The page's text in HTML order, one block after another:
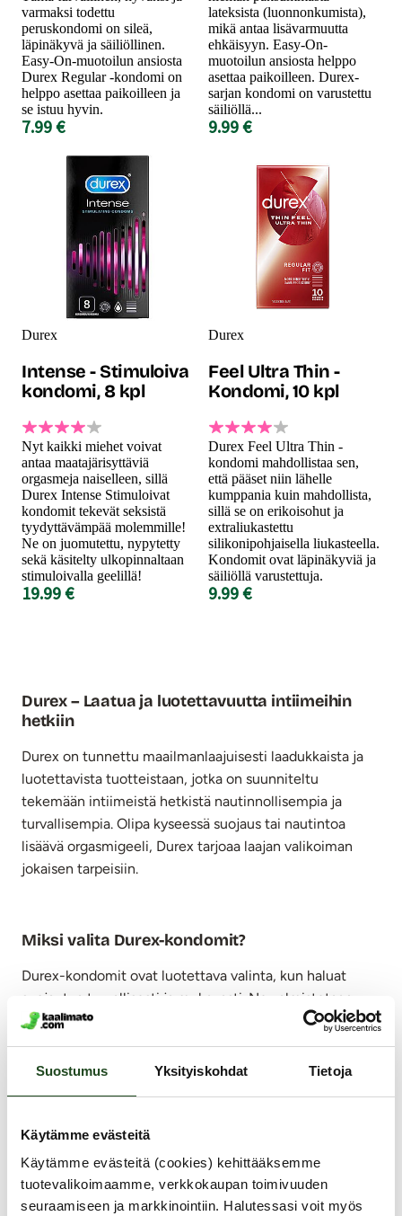
Suostumus Yksityiskohdat Tietoja
Käytämme evästeitä
Käytämme evästeitä (cookies) kehittääksemme
tuotevalikoimaamme, verkkokaupan toimivuuden
seuraamiseen ja markkinointiin. Halutessasi voit myös
varmaksi todettu
peruskondomi on sileä,
läpinäkyvä ja säiliöllinen.
Easy-On-muotoilun ansiosta
Durex Regular -kondomi on
helppo asettaa paikoilleen ja
se istuu hyvin.
7.99 €
lateksista (luonnonkumista),
mikä antaa lisävarmuutta
ehkäisyyn. Easy-On-
muotoilun ansiosta helppo
asettaa paikoilleen. Durex-
sarjan kondomi on varustettu
säiliöllä...
9.99 €
Durex
Intense - Stimuloiva
kondomi, 8 kpl
Nyt kaikki miehet voivat
antaa maatajärisyttäviä
orgasmeja naiselleen, sillä
Durex Intense Stimuloivat
kondomit tekevät seksistä
tyydyttävämpää molemmille!
Ne on juomutettu, nypytetty
sekä käsitelty ulkopinnaltaan
stimuloivalla geelillä!
19.99 €
Durex
Feel Ultra Thin -
Kondomi, 10 kpl
Durex Feel Ultra Thin -
kondomi mahdollistaa sen,
että pääset niin lähelle
kumppania kuin mahdollista,
sillä se on erikoisohut ja
extraliukastettu
silikonipohjaisella liukasteella.
Kondomit ovat läpinäkyviä ja
säiliöllä varustettuja.
9.99 €
Durex – Laatua ja luotettavuutta intiimeihin
hetkiin
Durex on tunnettu maailmanlaajuisesti laadukkaista ja
luotettavista tuotteistaan, jotka on suunniteltu
tekemään intiimeistä hetkistä nautinnollisempia ja
turvallisempia. Olipa kyseessä suojaus tai nautintoa
lisäävä orgasmigeeli, Durex tarjoaa laajan valikoiman
jokaisen tarpeisiin.
Miksi valita Durex-kondomit?
Durex-kondomit ovat luotettava valinta, kun haluat
suojautua turvallisesti ja mukavasti. Ne valmistetaan
korkeimpien laatustandardien mukaisesti, ja niiden
käyttö on miellyttävää sekä helppoa.
Durex tarjoaa erilaisia vaihtoehtoja, kuten:
tuntuman.
Nypytetyt ja juomutetut -mallit , joissa on
kohokuvioitu pinta lisäämään nautintoa
molemmille.